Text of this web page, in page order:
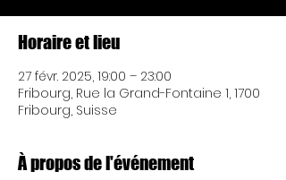
Horaire et lieu
27 févr. 2025, 19:00 – 23:00
Fribourg, Rue la Grand-Fontaine 1, 1700
Fribourg, Suisse
À propos de l'événement